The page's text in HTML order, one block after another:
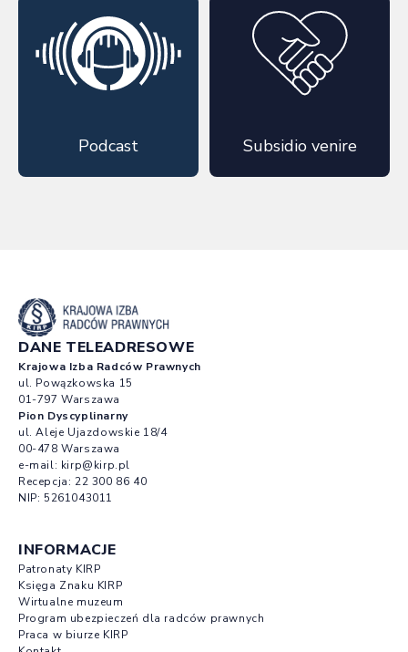
Podcast Subsidio venire
DANE TELEADRESOWE
Krajowa Izba Radców Prawnych
ul. Powązkowska 15
01-797 Warszawa
Pion Dyscyplinarny
ul. Aleje Ujazdowskie 18/4
00-478 Warszawa
e-mail: kirp@kirp.pl
Recepcja: 22 300 86 40
NIP: 5261043011
INFORMACJE
Patronaty KIRP
Księga Znaku KIRP
Wirtualne muzeum
Program ubezpieczeń dla radców prawnych
Praca w biurze KIRP